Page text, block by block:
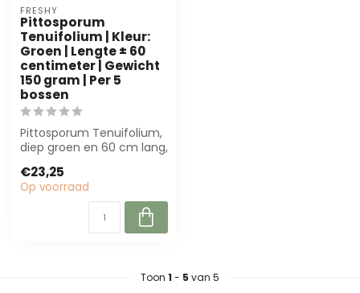
FRESHY
Pittosporum
Tenuifolium | Kleur:
Groen | Lengte ± 60
centimeter | Gewicht
150 gram | Per 5
bossen
Pittosporum Tenuifolium,
diep groen en 60 cm lang,
en dec...
€23,25
Op voorraad
Toon 1 - 5 van 5